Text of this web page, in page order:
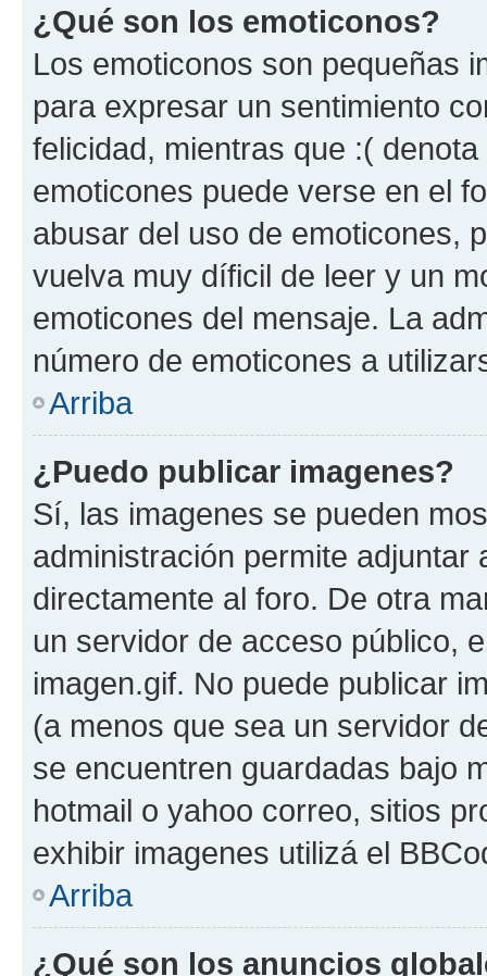
¿Qué son los emoticonos?
Los emoticonos son pequeñas
para expresar un sentimiento
felicidad, mientras que :(
emoticones puede verse en el
abusar del uso de emoticones,
vuelva muy díficil de leer y un
emoticones del mensaje. La
número de emoticones a
Arriba
¿Puedo publicar imagenes?
Sí, las imagenes se pueden
administración permite
directamente al foro. De otra
un servidor de acceso público,
imagen.gif. No puede publicar
(a menos que sea un servidor
se encuentren guardadas bajo
hotmail o yahoo correo, sitios
exhibir imagenes utilizá el
Arriba
¿Qué son los anuncios